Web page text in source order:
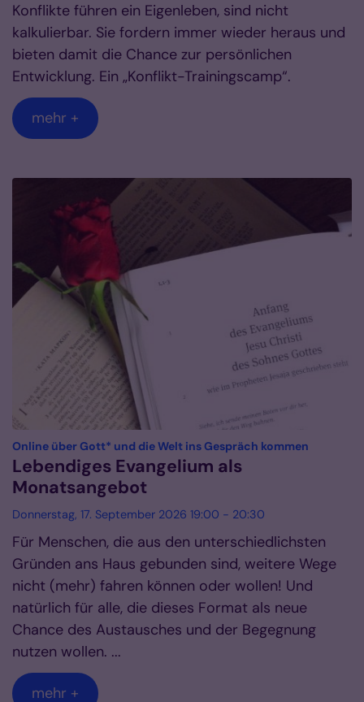
Konflikte führen ein Eigenleben, sind nicht
kalkulierbar. Sie fordern immer wieder heraus und
bieten damit die Chance zur persönlichen
Entwicklung. Ein „Konflikt-Trainingscamp“.
mehr +
Online über Gott* und die Welt ins Gespräch kommen
Lebendiges Evangelium als
Monatsangebot
Donnerstag, 17. September 2026 19:00 - 20:30
Für Menschen, die aus den unterschiedlichsten
Gründen ans Haus gebunden sind, weitere Wege
nicht (mehr) fahren können oder wollen! Und
natürlich für alle, die dieses Format als neue
Chance des Austausches und der Begegnung
nutzen wollen. ...
mehr +